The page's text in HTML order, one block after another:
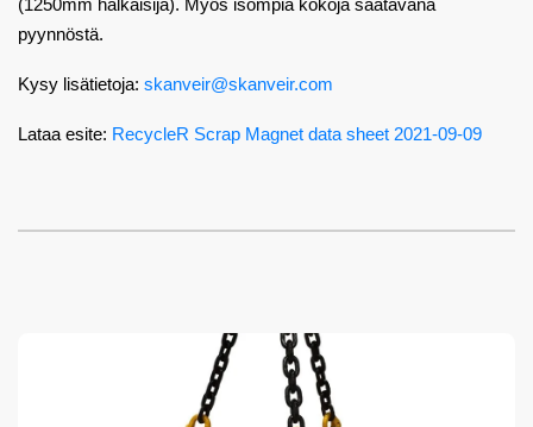
(1250mm halkaisija). Myös isompia kokoja saatavana
pyynnöstä.
Kysy lisätietoja: skanveir@skanveir.com
Lataa esite: RecycleR Scrap Magnet data sheet 2021-09-09